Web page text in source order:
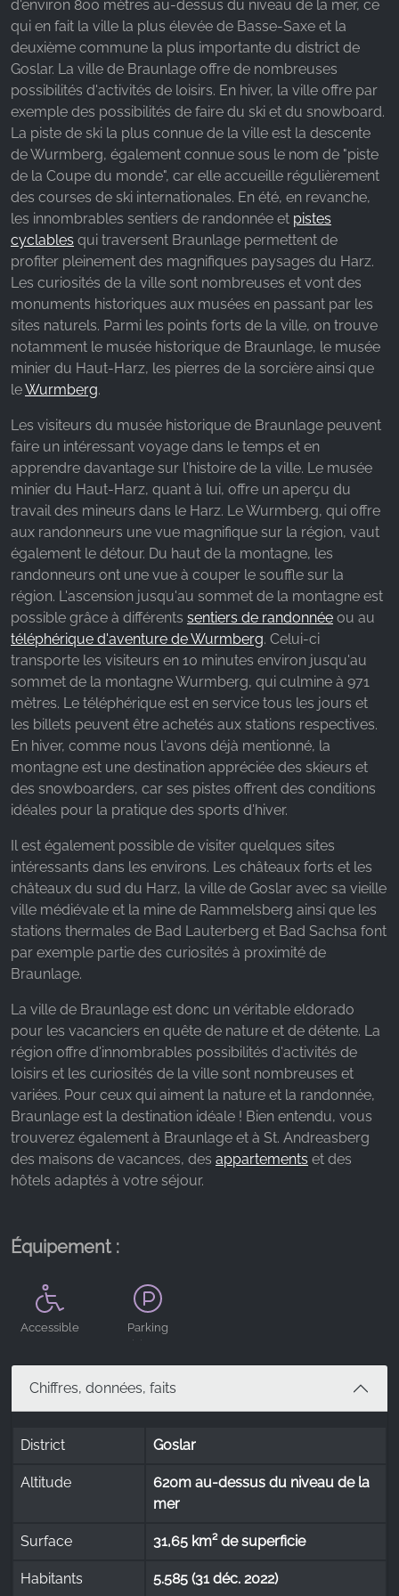
d'environ 800 mètres au-dessus du niveau de la mer, ce
qui en fait la ville la plus élevée de Basse-Saxe et la
deuxième commune la plus importante du district de
Goslar. La ville de Braunlage offre de nombreuses
possibilités d'activités de loisirs. En hiver, la ville offre par
exemple des possibilités de faire du ski et du snowboard.
La piste de ski la plus connue de la ville est la descente
de Wurmberg, également connue sous le nom de "piste
de la Coupe du monde", car elle accueille régulièrement
des courses de ski internationales. En été, en revanche,
les innombrables sentiers de randonnée et pistes
cyclables qui traversent Braunlage permettent de
profiter pleinement des magnifiques paysages du Harz.
Les curiosités de la ville sont nombreuses et vont des
monuments historiques aux musées en passant par les
sites naturels. Parmi les points forts de la ville, on trouve
notamment le musée historique de Braunlage, le musée
minier du Haut-Harz, les pierres de la sorcière ainsi que
leWurmberg.
Les visiteurs du musée historique de Braunlage peuvent
faire un intéressant voyage dans le temps et en
apprendre davantage sur l'histoire de la ville. Le musée
minier du Haut-Harz, quant à lui, offre un aperçu du
travail des mineurs dans le Harz. Le Wurmberg, qui offre
aux randonneurs une vue magnifique sur la région, vaut
également le détour. Du haut de la montagne, les
randonneurs ont une vue à couper le souffle sur la
région. L'ascension jusqu'au sommet de la montagne est
possible grâce à différents sentiers de randonnée ou au
téléphérique d'aventure de Wurmberg. Celui-ci
transporte les visiteurs en 10 minutes environ jusqu'au
sommet de la montagne Wurmberg, qui culmine à 971
mètres. Le téléphérique est en service tous les jours et
les billets peuvent être achetés aux stations respectives.
En hiver, comme nous l'avons déjà mentionné, la
montagne est une destination appréciée des skieurs et
des snowboarders, car ses pistes offrent des conditions
idéales pour la pratique des sports d'hiver.
Il est également possible de visiter quelques sites
intéressants dans les environs. Les châteaux forts et les
châteaux du sud du Harz, la ville de Goslar avec sa vieille
ville médiévale et la mine de Rammelsberg ainsi que les
stations thermales de Bad Lauterberg et Bad Sachsa font
par exemple partie des curiosités à proximité de
Braunlage.
La ville de Braunlage est donc un véritable eldorado
pour les vacanciers en quête de nature et de détente. La
région offre d'innombrables possibilités d'activités de
loisirs et les curiosités de la ville sont nombreuses et
variées. Pour ceux qui aiment la nature et la randonnée,
Braunlage est la destination idéale ! Bien entendu, vous
trouverez également à Braunlage et à St. Andreasberg
des maisons de vacances, des appartements et des
hôtels adaptés à votre séjour.
Équipement :
Accessible
réduite
Parking
visiteurs
Chiffres, données, faits
District Goslar
Altitude
620m au-dessus du niveau de la
mer
Surface 31,65 km² de superficie
Habitants 5.585 (31 déc. 2022)
Name:
_fbp, fr, _fbq, fbq
Provider:
Facebook Ireland Ltd.
Purpose:
Mesure de la publicité et marketing
Cookie duration:
STATISTIQUES
Les cookies statistiques collectent des
informations de manière anonyme. Ces
informations nous aident à comprendre comment
nos visiteurs utilisent notre site web.
Name:
_ga, _gid, _gac_gb_
Provider:
Google LLC
Purpose:
Collecte de statistiques sur l'utilisation du site web
Cookie duration:
24 heures - 2 ans